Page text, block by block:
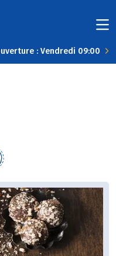
: Vendredi 09:00